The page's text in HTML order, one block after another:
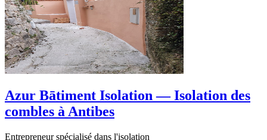
Azur Bātiment Isolation — Isolation des
combles à Antibes
Entrepreneur spécialisé dans l'isolation